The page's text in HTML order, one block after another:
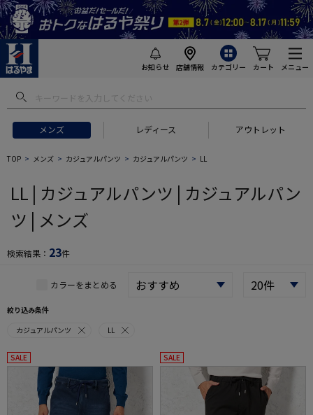
お知らせ 店舗情報 カテゴリー カート メニュー
メンズ レディース アウトレット
フトにおすすめ #セットアップ スーツ
TOP メンズ カジュアルパンツ カジュアルパンツ LL
LL | カジュアルパンツ | カジュアルパン
ツ | メンズ
検索結果： 23件
カラーをまとめる
絞り込み条件
カジュアルパンツ
LL
SALE SALE